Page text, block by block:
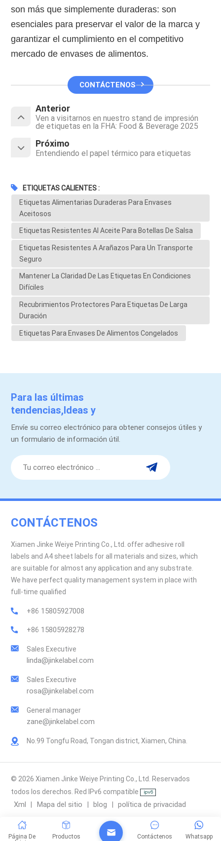
son más que simplemente duraderas: son
esenciales para preservar el valor de la marca y
garantizar el cumplimiento en el competitivo
mercado de envases de alimentos.
CONTÁCTENOS
Anterior
Ven a visitarnos en nuestro stand de impresión
de etiquetas en la FHA: Food & Beverage 2025
Próximo
Entendiendo el papel térmico para etiquetas
ETIQUETAS CALIENTES :
Etiquetas Alimentarias Duraderas Para Envases
Aceitosos
Etiquetas Resistentes Al Aceite Para Botellas De Salsa
Etiquetas Resistentes A Arañazos Para Un Transporte
Seguro
Mantener La Claridad De Las Etiquetas En Condiciones
Difíciles
Recubrimientos Protectores Para Etiquetas De Larga
Duración
Etiquetas Para Envases De Alimentos Congelados
Para las últimas
tendencias,Ideas y
promociones.
Envíe su correo electrónico para obtener consejos útiles y
un formulario de información útil.
CONTÁCTENOS
Xiamen Jinke Weiye Printing Co., Ltd. offer adhesive roll
labels and A4 sheet labels for all materials and sizes, which
are suitable for almost any application and any substrate.
We have perfect quality management system in place with
full-time qualified
+86 15805927008
+86 15805928278
Sales Executive
linda@jinkelabel.com
Sales Executive
rosa@jinkelabel.com
General manager
zane@jinkelabel.com
No.99 Tongfu Road, Tongan district, Xiamen, China.
© 2026 Xiamen Jinke Weiye Printing Co., Ltd. Reservados
todos los derechos. Red IPv6 compatible
Xml Mapa del sitio blog política de privacidad
Página De
Productos Whatsapp
Contáctenos